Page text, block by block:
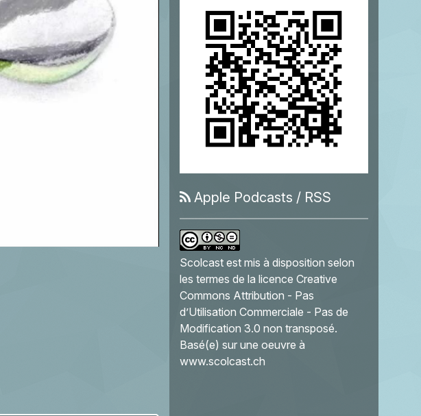
Apple Podcasts / RSS
Scolcast est mis à disposition selon
les termes de la licence Creative
Commons Attribution - Pas
d’Utilisation Commerciale - Pas de
Modification 3.0 non transposé.
Basé(e) sur une oeuvre à
www.scolcast.ch